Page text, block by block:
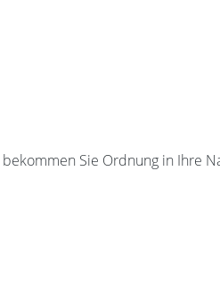
Sie Ordnung in Ihre